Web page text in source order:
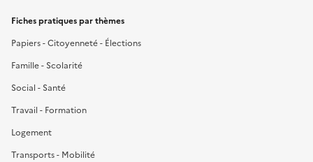
Fiches pratiques par thèmes
Papiers - Citoyenneté - Élections
Famille - Scolarité
Social - Santé
Travail - Formation
Logement
Transports - Mobilité